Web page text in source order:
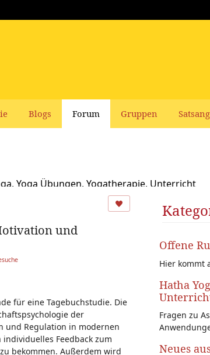
Blogs Forum Gruppen Satsang
Yoga Übungen, Yogatherapie, Unterricht
Naturspiritualität und Yoga Frauen-
bei Yoga Vidya
und
für eine Tagebuchstudie. Die
der
und Regulation in modernen
Feedback zum
bekommen. Außerdem wird
Offene
Hier kommt
Hatha
Fragen zu
Neues